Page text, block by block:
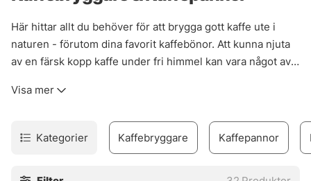
Här hittar allt du behöver för att brygga gott kaffe ute i
naturen - förutom dina favorit kaffebönor. Att kunna njuta
av en färsk kopp kaffe under fri himmel kan vara något av
lägerelden eller en kopp kokad med perkolator. Men kom
Visa mer
Kategorier Kaffebryggare Kaffepannor